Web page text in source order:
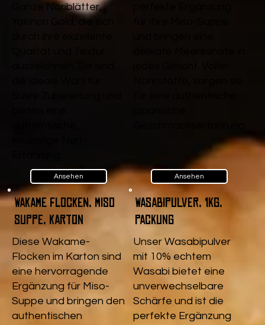
Ganze Noriblätter,
Yakinori Gold, die sich
Ansehen Ansehen
Wakame Flocken, Miso
Suppe, Karton
Diese Wakame-
Flocken im Karton sind
eine hervorragende
Ergänzung für Miso-
Suppe und bringen den
authentischen
Wasabipulver, 1kg,
Packung
Unser Wasabipulver
mit 10% echtem
Wasabi bietet eine
unverwechselbare
Schärfe und ist die
perfekte Ergänzung